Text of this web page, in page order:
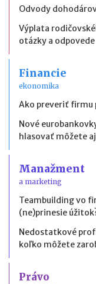
Odvody
Výplata
otázky a odpovede
Financie
ekonomika
Ako preveriť firmu
Nové
hlasovať môžete
Manažment
a marketing
Teambuilding vo
(ne)prinesie
Nedostatkové
koľko môžete
Právo